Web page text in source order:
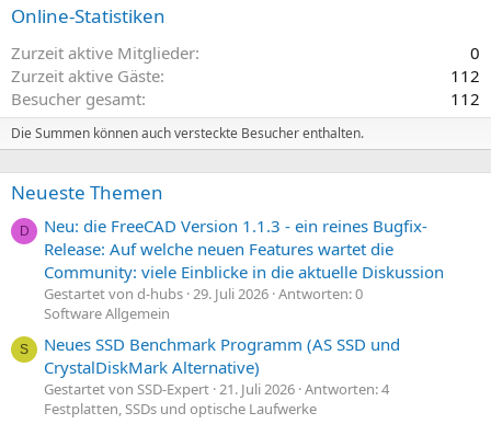
Online-Statistiken
Zurzeit aktive Mitglieder
0
Zurzeit aktive Gäste
112
Besucher gesamt
112
Die Summen können auch versteckte Besucher enthalten.
Neueste Themen
D
Neu: die FreeCAD Version 1.1.3 - ein reines Bugfix-
Release: Auf welche neuen Features wartet die
Community: viele Einblicke in die aktuelle Diskussion
Gestartet von d-hubs 29. Juli 2026 Antworten: 0
Software Allgemein
S
Neues SSD Benchmark Programm (AS SSD und
CrystalDiskMark Alternative)
Gestartet von SSD-Expert 21. Juli 2026 Antworten: 4
Festplatten, SSDs und optische Laufwerke